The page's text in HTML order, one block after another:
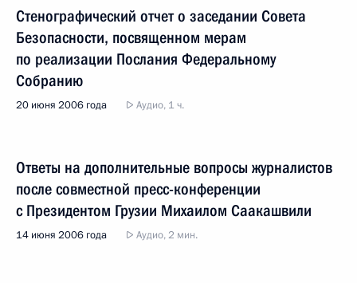
Стенографический отчет о заседании Совета
Безопасности, посвященном мерам
по реализации Послания Федеральному
Собранию
20 июня 2006 года Аудио, 1 ч.
Ответы на дополнительные вопросы журналистов
после совместной пресс-конференции
с Президентом Грузии Михаилом Саакашвили
14 июня 2006 года Аудио, 2 мин.